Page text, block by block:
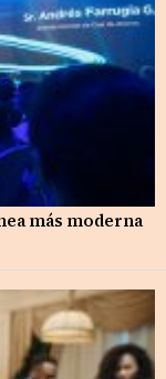
más moderna